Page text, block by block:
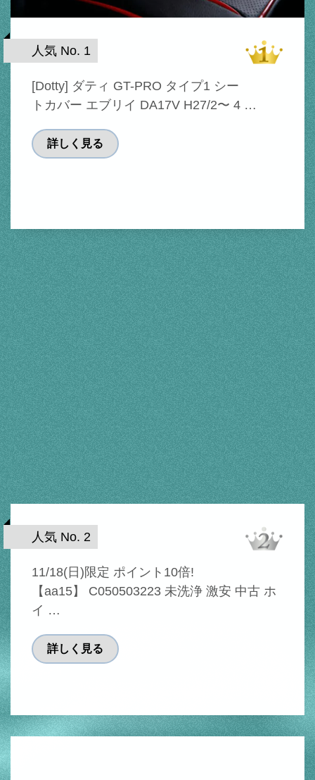
人気 No. 1
[Dotty] ダティ GT-PRO タイプ1 シー
トカバー エブリイ DA17V H27/2〜 4 …
詳しく見る
人気 No. 2
11/18(日)限定 ポイント10倍!
【aa15】 C050503223 未洗浄 激安 中古 ホ
イ …
詳しく見る